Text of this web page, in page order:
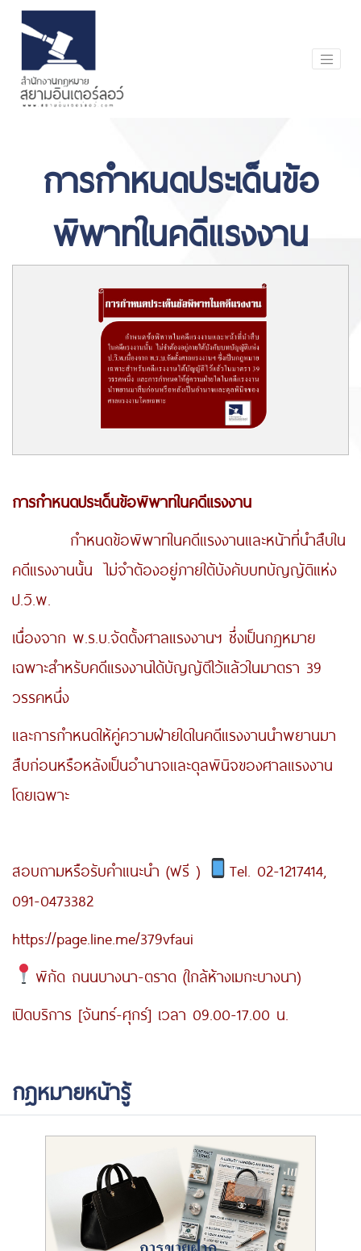
การกำหนดประเด็นข้อ
พิพาทในคดีแรงงาน
การกำหนดประเด็นข้อพิพาทในคดีแรงงาน
กำหนดข้อพิพาทในคดีแรงงานและหน้าที่นำสืบใน
คดีแรงงานนั้น ไม่จำต้องอยู่ภายใต้บังคับบทบัญญัติแห่ง
ป.วิ.พ.
เนื่องจาก พ.ร.บ.จัดตั้งศาลแรงงานฯ ซึ่งเป็นกฎหมาย
เฉพาะสำหรับคดีแรงงานได้บัญญัติไว้แล้วในมาตรา 39
วรรคหนึ่ง
และการกำหนดให้คู่ความฝ่ายใดในคดีแรงงานนำพยานมา
สืบก่อนหรือหลังเป็นอำนาจและดุลพินิจของศาลแรงงาน
โดยเฉพาะ
สอบถามหรือรับคำแนะนำ (ฟรี )
Tel. 02-1217414,
091-0473382
https://page.line.me/379vfaui
พิกัด ถนนบางนา-ตราด (ใกล้ห้างเมกะบางนา)
เปิดบริการ [จันทร์-ศุกร์] เวลา 09.00-17.00 น.
กฎหมายหน้ารู้